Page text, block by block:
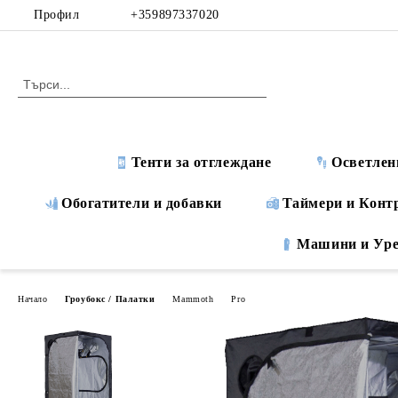
Профил +359897337020
Тенти за отглеждане
Обогатители и добавки Таймери и
Машини и
Начало Гроубокс / Палатки Mammoth Pro